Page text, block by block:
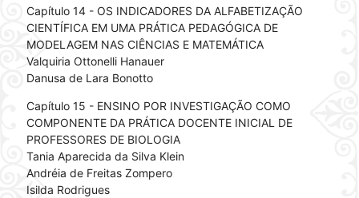
Capítulo 14 - OS INDICADORES DA ALFABETIZAÇÃO
CIENTÍFICA EM UMA PRÁTICA PEDAGÓGICA DE
MODELAGEM NAS CIÊNCIAS E MATEMÁTICA
Valquiria Ottonelli Hanauer
Danusa de Lara Bonotto
Capítulo 15 - ENSINO POR INVESTIGAÇÃO COMO
COMPONENTE DA PRÁTICA DOCENTE INICIAL DE
PROFESSORES DE BIOLOGIA
Tania Aparecida da Silva Klein
Andréia de Freitas Zompero
Isilda Rodrigues